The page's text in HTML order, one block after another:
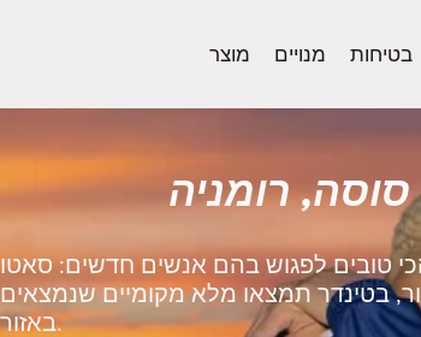
מוצר מנויים בטיחות
רומניה
טובים לפגוש בהם אנשים חדשים: סאטו
בטינדר תמצאו מלא מקומיים שנמצאים
באזור.